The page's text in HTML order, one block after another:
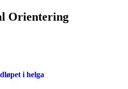
Orientering
i helga